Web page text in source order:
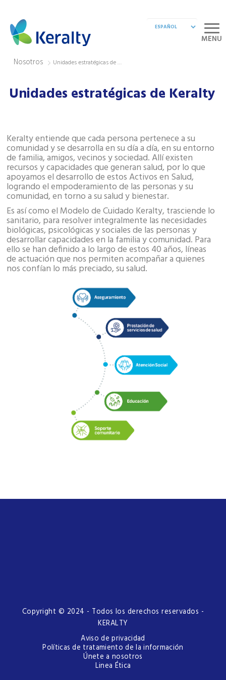
MENU
Nosotros
Unidades estratégicas de Keralty
Unidades estratégicas de Keralty
Keralty entiende que cada persona pertenece a su
comunidad y se desarrolla en su día a día, en su entorno
de familia, amigos, vecinos y sociedad. Allí existen
recursos y capacidades que generan salud, por lo que
apoyamos el desarrollo de estos Activos en Salud,
logrando el empoderamiento de las personas y su
comunidad, en torno a su salud y bienestar.
Es así como el Modelo de Cuidado Keralty, trasciende lo
sanitario, para resolver integralmente las necesidades
biológicas, psicológicas y sociales de las personas y
desarrollar capacidades en la familia y comunidad. Para
ello se han definido a lo largo de estos 40 años, líneas
de actuación que nos permiten acompañar a quienes
nos confían lo más preciado, su salud.
Copyright © 2024 - Todos los derechos reservados -
KERALTY
Aviso de privacidad
Políticas de tratamiento de la información
Únete a nosotros
Linea Ética